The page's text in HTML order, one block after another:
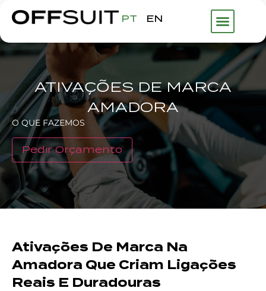
PT EN
ATIVAÇÕES DE MARCA
AMADORA
O QUE FAZEMOS
Pedir Orçamento
Ativações De Marca Na
Amadora Que Criam Ligações
Reais E Duradouras